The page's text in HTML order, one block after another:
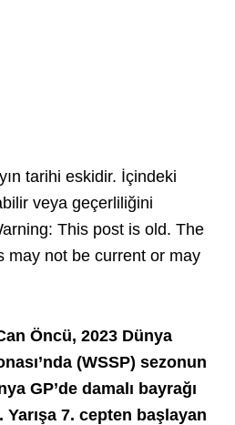
tarihi eskidir. İçindeki
veya geçerliliğini
This post is old. The
may not be current or may
Öncü, 2023 Dünya
(WSSP) sezonun
GP’de damalı bayrağı
7. cepten başlayan